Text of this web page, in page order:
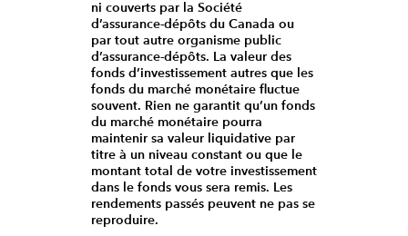
ni couverts par la Société
d’assurance-dépôts du Canada ou
par tout autre organisme public
d’assurance-dépôts. La valeur des
fonds d’investissement autres que les
fonds du marché monétaire fluctue
souvent. Rien ne garantit qu’un fonds
du marché monétaire pourra
maintenir sa valeur liquidative par
titre à un niveau constant ou que le
montant total de votre investissement
dans le fonds vous sera remis. Les
rendements passés peuvent ne pas se
reproduire.